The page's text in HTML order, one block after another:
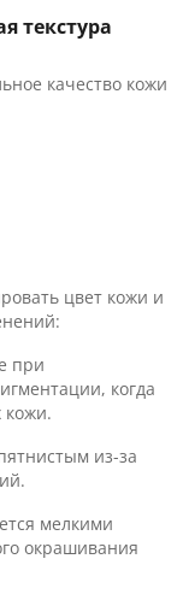
текстура
качество кожи
цвет кожи и
при
когда
кожи.
из-за
мелкими
окрашивания